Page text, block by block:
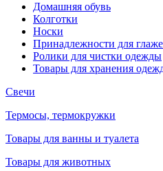
Домашняя обувь
Колготки
Носки
Принадлежности для
Ролики для чистки одежды
Товары для хранения
Свечи
Термосы, термокружки
Товары для ванны и туалета
Товары для животных